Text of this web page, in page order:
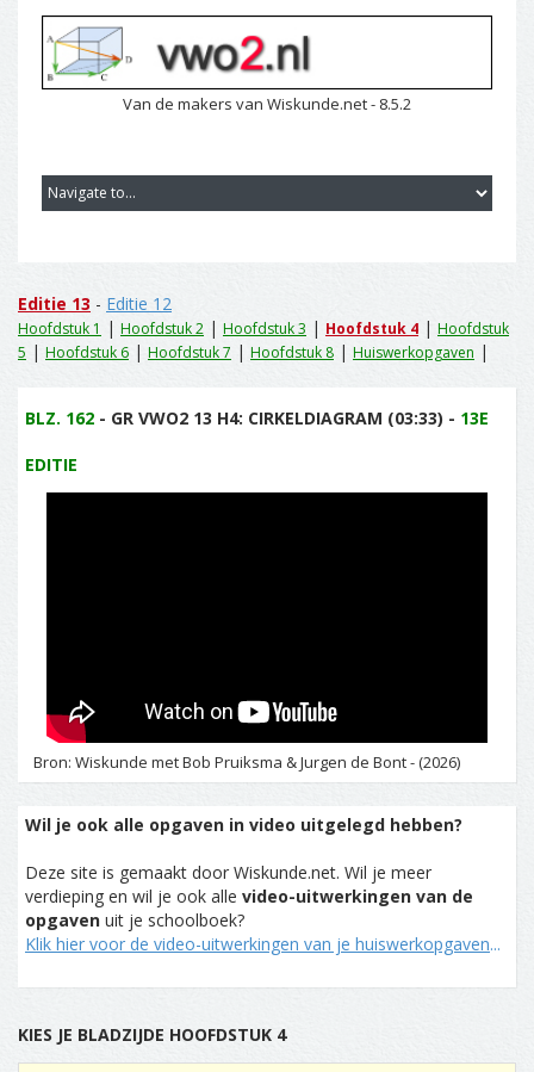
Van de makers van Wiskunde.net - 8.5.2
Editie 13 - Editie 12
Hoofdstuk 1 | Hoofdstuk 2 | Hoofdstuk 3 | Hoofdstuk 4 | Hoofdstuk
5 | Hoofdstuk 6 | Hoofdstuk 7 | Hoofdstuk 8 | Huiswerkopgaven |
BLZ. 162 - GR VWO2 13 H4: CIRKELDIAGRAM (03:33) - 13E
EDITIE
Bron: Wiskunde met Bob Pruiksma & Jurgen de Bont - (2026)
Wil je ook alle opgaven in video uitgelegd hebben?
Deze site is gemaakt door Wiskunde.net. Wil je meer
verdieping en wil je ook alle video-uitwerkingen van de
opgaven uit je schoolboek?
Klik hier voor de video-uitwerkingen van je huiswerkopgaven...
KIES JE BLADZIJDE HOOFDSTUK 4